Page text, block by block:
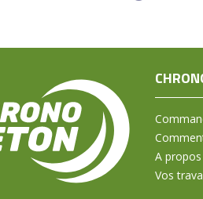
A propos
Vos